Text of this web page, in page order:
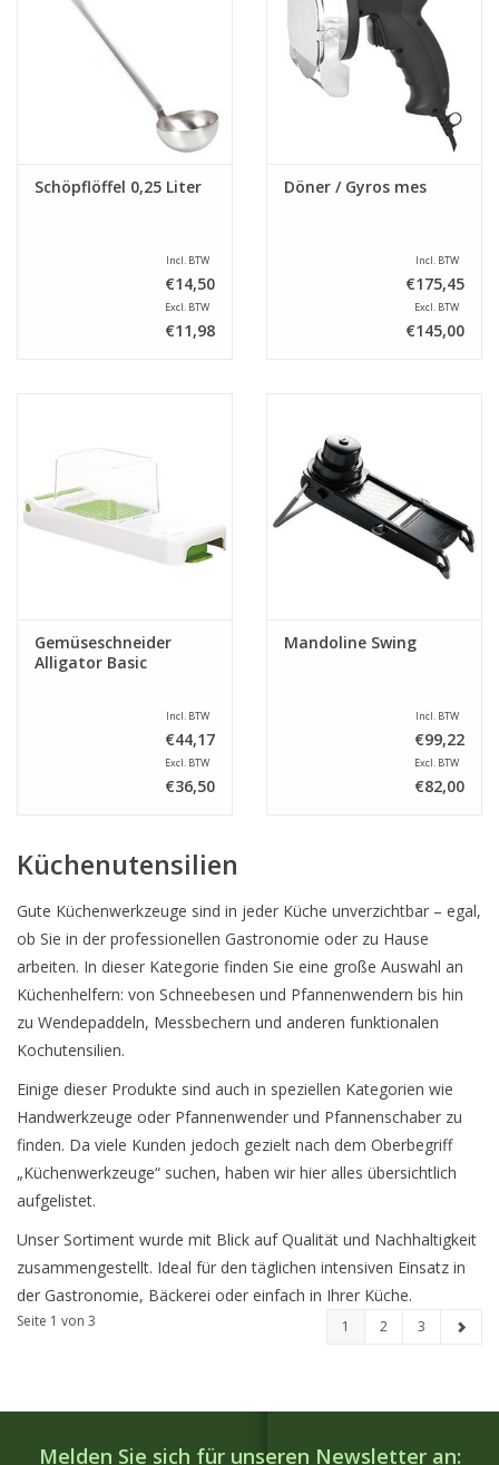
Schöpflöffel 0,25 Liter
Incl. BTW
€14,50
Excl. BTW
€11,98
Döner / Gyros mes
Incl. BTW
€175,45
Excl. BTW
€145,00
Gemüseschneider
Alligator Basic
Incl. BTW
€44,17
Excl. BTW
€36,50
Mandoline Swing
Incl. BTW
€99,22
Excl. BTW
€82,00
Küchenutensilien
Gute Küchenwerkzeuge sind in jeder Küche unverzichtbar – egal,
ob Sie in der professionellen Gastronomie oder zu Hause
arbeiten. In dieser Kategorie finden Sie eine große Auswahl an
Küchenhelfern: von Schneebesen und Pfannenwendern bis hin
zu Wendepaddeln, Messbechern und anderen funktionalen
Kochutensilien.
Einige dieser Produkte sind auch in speziellen Kategorien wie
Handwerkzeuge oder Pfannenwender und Pfannenschaber zu
finden. Da viele Kunden jedoch gezielt nach dem Oberbegriff
„Küchenwerkzeuge“ suchen, haben wir hier alles übersichtlich
aufgelistet.
Unser Sortiment wurde mit Blick auf Qualität und Nachhaltigkeit
zusammengestellt. Ideal für den täglichen intensiven Einsatz in
der Gastronomie, Bäckerei oder einfach in Ihrer Küche.
Seite 1 von 3 1 2 3
Melden Sie sich für unseren Newsletter an: